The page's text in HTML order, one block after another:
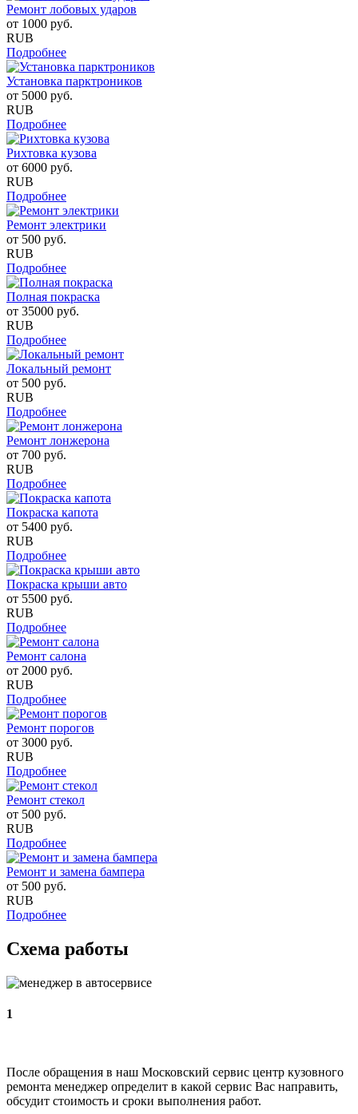
Ремонт лобовых ударов
от 1000 руб.
RUB
Подробнее
Установка парктроников
от 5000 руб.
RUB
Подробнее
Рихтовка кузова
от 6000 руб.
RUB
Подробнее
Ремонт электрики
от 500 руб.
RUB
Подробнее
Полная покраска
от 35000 руб.
RUB
Подробнее
Локальный ремонт
от 500 руб.
RUB
Подробнее
Ремонт лонжерона
от 700 руб.
RUB
Подробнее
Покраска капота
от 5400 руб.
RUB
Подробнее
Покраска крыши авто
от 5500 руб.
RUB
Подробнее
Ремонт салона
от 2000 руб.
RUB
Подробнее
Ремонт порогов
от 3000 руб.
RUB
Подробнее
Ремонт стекол
от 500 руб.
RUB
Подробнее
Ремонт и замена бампера
от 500 руб.
RUB
Подробнее
Схема работы
1
После обращения в наш Московский сервис центр кузовного
ремонта менеджер определит в какой сервис Вас направить,
обсудит стоимость и сроки выполнения работ.